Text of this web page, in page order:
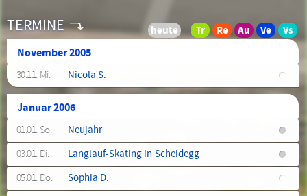
TERMINE
November 2005
30.11. Mi. Nicola S.
Januar 2006
01.01. So.
Neujahr
03.01. Di.
Langlauf-Skating in Scheidegg
05.01. Do.
Sophia D.